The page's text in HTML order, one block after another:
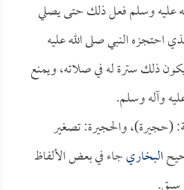
عليه وسلم فعل ذلك حتى يصلي
احتجزه النبي صلى الله عليه
ذلك سترة له في صلاته، ويمنع
وآله وسلم.
(حجيرة)، والحجيرة: تصغير
البخاريجاء في بعض الألفاظ